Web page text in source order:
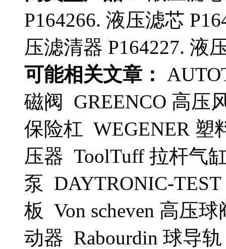
P164266. 液压滤芯
压滤清器 P164227. 液
可能相关文章：
磁阀 GREENCO 高压
保险杠 WEGENER 塑
压器 ToolTuff 拉杆气
泵 DAYTRONIC-
板 Von scheven 高压
动器 Rabourdin 球导